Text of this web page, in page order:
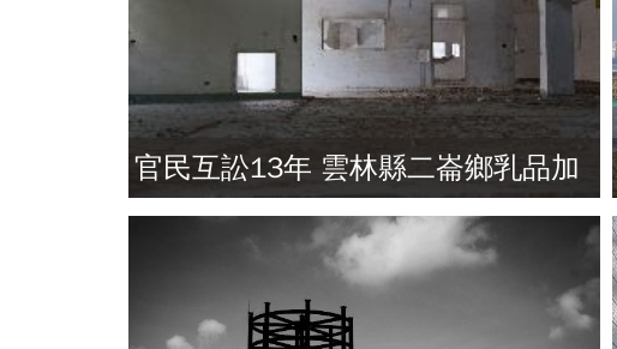
官民互訟13年 雲林縣二崙鄉乳品加
工廠的廢墟光年